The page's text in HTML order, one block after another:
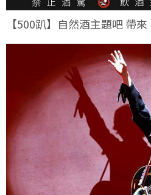
【500趴】自然酒主題吧 帶來